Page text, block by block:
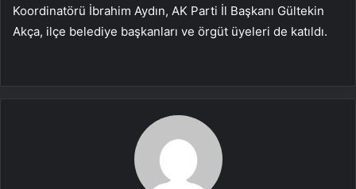
Koordinatörü İbrahim Aydın, AK Parti İl Başkanı Gültekin
Akça, ilçe belediye başkanları ve örgüt üyeleri de katıldı.